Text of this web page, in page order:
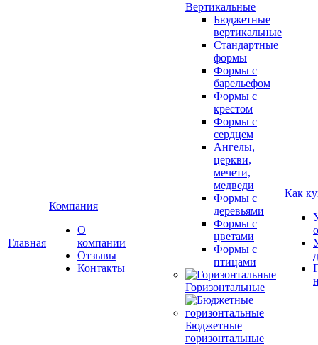
Главная
Компания
О
компании
Отзывы
Контакты
Вертикальные
Бюджетные
вертикальные
Стандартные
формы
Формы с
барельефом
Формы с
крестом
Формы с
сердцем
Ангелы,
церкви,
мечети,
медведи
Формы с
деревьями
Формы с
цветами
Формы с
птицами
Горизонтальные
Бюджетные
горизонтальные
Как